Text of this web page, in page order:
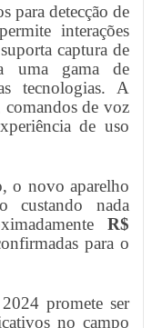
para detecção de
interações
captura de
uma gama de
tecnologias. A
comandos de voz
de uso
o novo aparelho
custando nada
R$
para o
promete ser
no campo